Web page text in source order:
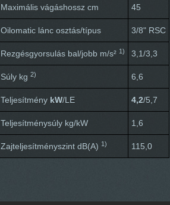
Maximális vágáshossz cm 45
Oilomatic lánc osztás/típus 3/8" RSC
Rezgésgyorsulás bal/jobb m/s² 1) 3,1/3,3
Súly kg 2) 6,6
Teljesítmény kW/LE 4,2/5,7
Teljesítménysúly kg/kW 1,6
Zajteljesítményszint dB(A) 1) 115,0